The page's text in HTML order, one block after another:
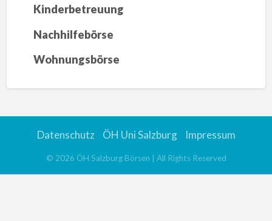
Kinderbetreuung
Nachhilfebörse
Wohnungsbörse
Datenschutz ÖH Uni Salzburg Impressum
© 2026 ÖH Salzburg Börsen | All Rights Reserved